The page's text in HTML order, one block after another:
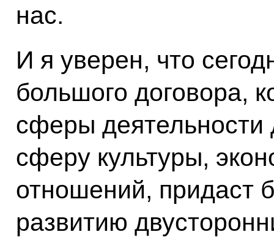
нас.
И я уверен, что
большого договора,
сферы деятельности
сферу культуры,
отношений, придаст
развитию